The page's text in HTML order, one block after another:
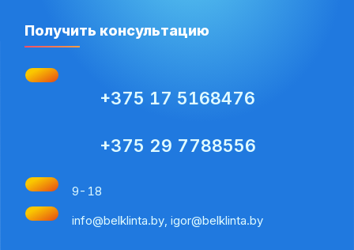
Получить консультацию
+375 17 5168476
+375 29 7788556
9-18
info@belklinta.by, igor@belklinta.by